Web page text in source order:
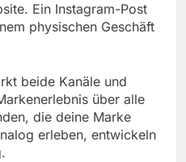
Ein Instagram-Post
physischen Geschäft
beide Kanäle und
über alle
die deine Marke
erleben, entwickeln